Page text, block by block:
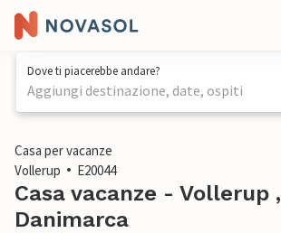
Dove ti piacerebbe andare?
Aggiungi destinazione, date, ospiti
1 / 23
Casa per vacanze
Vollerup
E20044
Casa vacanze - Vollerup ,
Danimarca